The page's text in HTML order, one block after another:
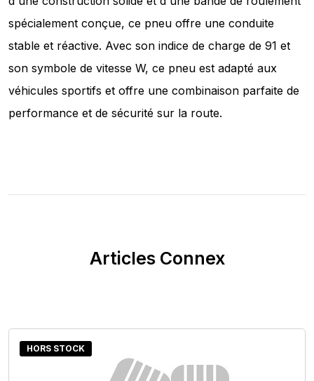
spécialement conçue, ce pneu offre une conduite
stable et réactive. Avec son indice de charge de 91 et
son symbole de vitesse W, ce pneu est adapté aux
véhicules sportifs et offre une combinaison parfaite de
performance et de sécurité sur la route.
Articles Connex
HORS STOCK